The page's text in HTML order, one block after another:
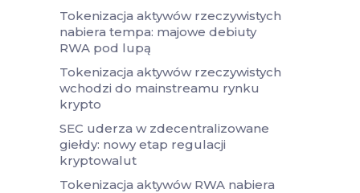
Tokenizacja aktywów rzeczywistych
nabiera tempa: majowe debiuty
RWA pod lupą
Tokenizacja aktywów rzeczywistych
wchodzi do mainstreamu rynku
krypto
SEC uderza w zdecentralizowane
giełdy: nowy etap regulacji
kryptowalut
Tokenizacja aktywów RWA nabiera